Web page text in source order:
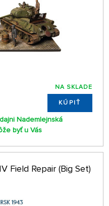
NA SKLADE
KÚPIŤ
Nademlejnská
byť u Vás
Field Repair (Big Set)